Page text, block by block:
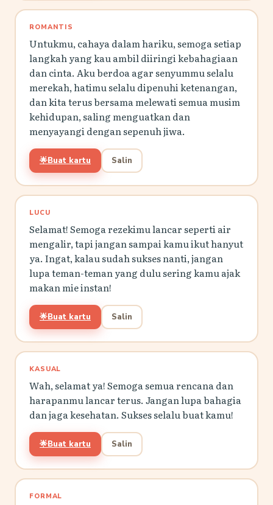
ROMANTIS
Untukmu, cahaya dalam hariku, semoga setiap
langkah yang kau ambil diiringi kebahagiaan
dan cinta. Aku berdoa agar senyummu selalu
merekah, hatimu selalu dipenuhi ketenangan,
dan kita terus bersama melewati semua musim
kehidupan, saling menguatkan dan
menyayangi dengan sepenuh jiwa.
🌟Buat kartu Salin
LUCU
Selamat! Semoga rezekimu lancar seperti air
mengalir, tapi jangan sampai kamu ikut hanyut
ya. Ingat, kalau sudah sukses nanti, jangan
lupa teman-teman yang dulu sering kamu ajak
makan mie instan!
🌟Buat kartu Salin
KASUAL
Wah, selamat ya! Semoga semua rencana dan
harapanmu lancar terus. Jangan lupa bahagia
dan jaga kesehatan. Sukses selalu buat kamu!
🌟Buat kartu Salin
FORMAL